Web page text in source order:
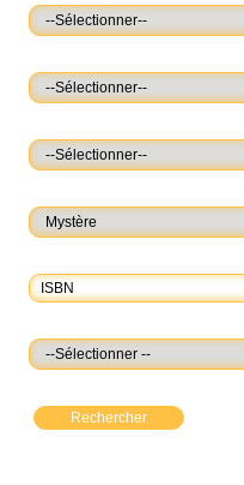
Rechercher